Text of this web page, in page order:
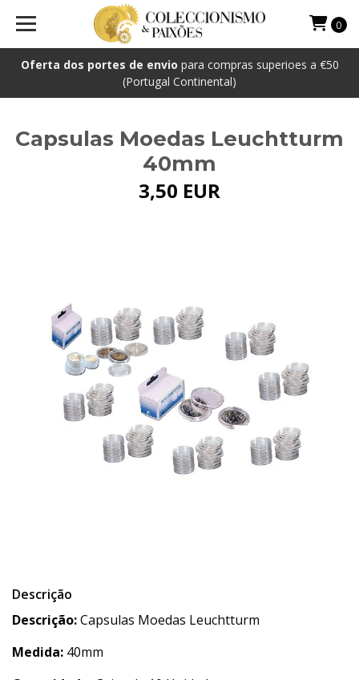
Oferta dos portes de envio para compras superioes a €50
(Portugal Continental)
0
Capsulas Moedas Leuchtturm
40mm
3,50 EUR
Descrição
Descrição:Capsulas Moedas Leuchtturm
Medida: 40mm